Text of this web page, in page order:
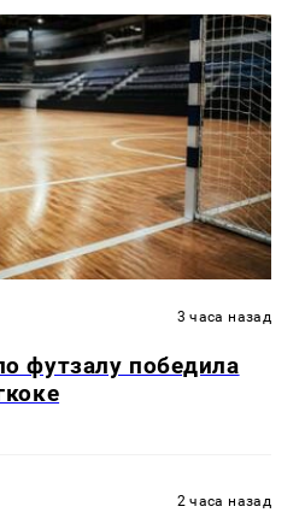
3 часа назад
футзалу победила
2 часа назад